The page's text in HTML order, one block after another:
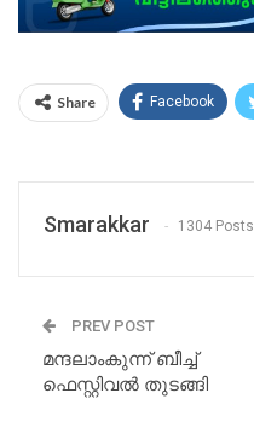
Share Facebook
Smarakkar 1304 Posts
PREV POST
മന്ദലാംകുന്ന് ബീച്ച്
ഫെസ്റ്റിവല്‍ തുടങ്ങി